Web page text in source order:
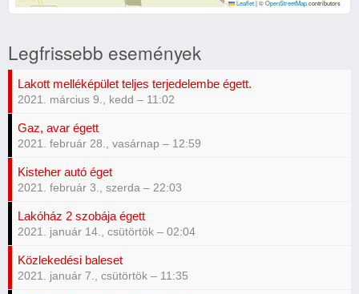
Leaflet |©OpenStreetMapcontributors
Legfrissebb események
Lakott melléképület teljes terjedelembe égett.
2021. március 9., kedd – 11:02
Gaz, avar égett
2021. február 28., vasárnap – 12:59
Kisteher autó éget
2021. február 3., szerda – 22:03
Lakóház 2 szobája égett
2021. január 14., csütörtök – 02:04
Közlekedési baleset
2021. január 7., csütörtök – 11:35